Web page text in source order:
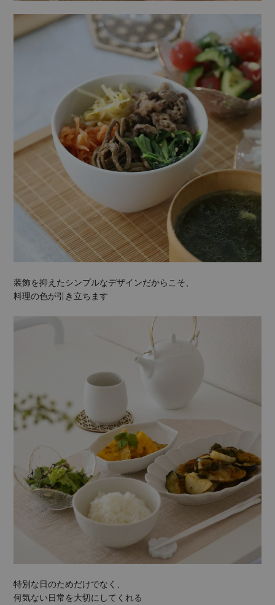
装飾を抑えたシンプルなデザインだからこそ、
料理の色が引き立ちます
特別な日のためだけでなく、
何気ない日常を大切にしてくれる